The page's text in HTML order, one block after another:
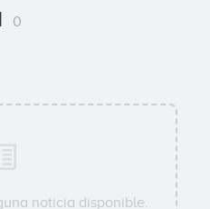
0
noticia disponible.